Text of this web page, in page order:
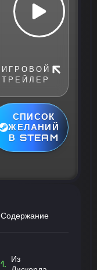
ИГРОВОЙ
ТРЕЙЛЕР
СПИСОК
ЖЕЛАНИЙ
В STEAM
Содержание
Из